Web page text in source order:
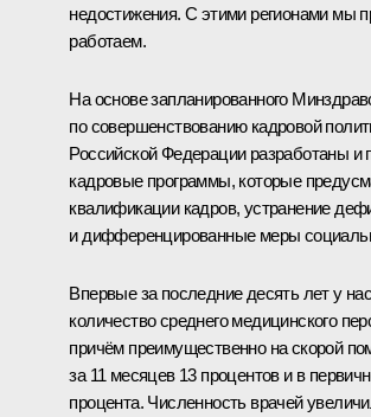
недостижения. С этими регионами мы
работаем.
На основе запланированного
по совершенствованию кадровой
Российской Федерации разработаны и
кадровые программы, которые
квалификации кадров, устранение
и дифференцированные меры
Впервые за последние десять лет у
количество среднего медицинского
причём преимущественно на скорой
за 11 месяцев 13 процентов и в
процента. Численность врачей